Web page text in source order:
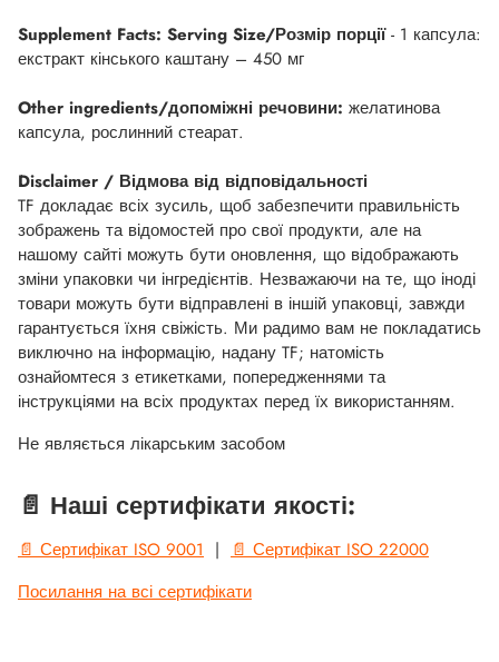
Supplement Facts: Serving Size/Розмір порції- 1 капсула:
екстракт кінського каштану – 450 мг
Other ingredients/допоміжні речовини: желатинова
капсула, рослинний стеарат.
Disclaimer / Відмова від відповідальності
TF докладає всіх зусиль, щоб забезпечити правильність
зображень та відомостей про свої продукти, але на
нашому сайті можуть бути оновлення, що відображають
зміни упаковки чи інгредієнтів. Незважаючи на те, що іноді
товари можуть бути відправлені в іншій упаковці, завжди
гарантується їхня свіжість. Ми радимо вам не покладатись
виключно на інформацію, надану TF; натомість
ознайомтеся з етикетками, попередженнями та
інструкціями на всіх продуктах перед їх використанням.
Не являється лікарським засобом
📄 Наші сертифікати якості:
📄 Сертифікат ISO 9001 |
📄 Сертифікат ISO 22000
Посилання на всі сертифікати